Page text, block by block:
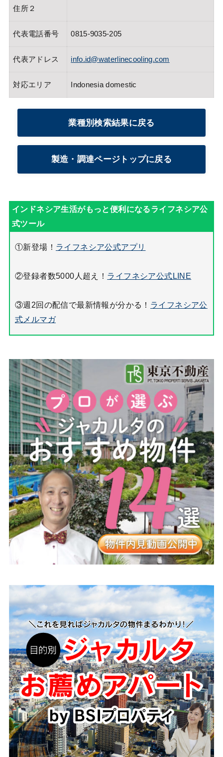
住所２
代表電話番号 0815-9035-205
代表アドレス info.id@waterlinecooling.com
対応エリア Indonesia domestic
業種別検索結果に戻る
製造・調達ページトップに戻る
①新登場！ ライフネシア公式アプリ
②登録者数5000人超え！ ライフネシア公式LINE
③週2回の配信で最新情報が分かる！ ライフネシア公
式メルマガ